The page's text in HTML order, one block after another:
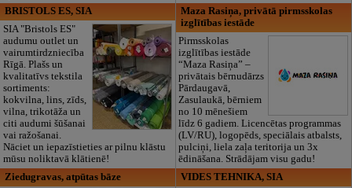
BRISTOLS ES, SIA
SIA "Bristols ES"
audumu outlet un
vairumtirdzniecība
Rīgā. Plašs un
kvalitatīvs tekstila
sortiments:
kokvilna, lins, zīds,
vilna, trikotāža un
citi audumi šūšanai
vai ražošanai.
Nāciet un iepazīstieties ar pilnu klāstu
mūsu noliktavā klātienē!
Maza Rasiņa, privātā pirmsskolas
izglītības iestāde
Pirmsskolas
izglītības iestāde
“Maza Rasiņa” –
privātais bērnudārzs
Pārdaugavā,
Zasulaukā, bērniem
no 10 mēnešiem
līdz 6 gadiem. Licencētas programmas
(LV/RU), logopēds, speciālais atbalsts,
pulciņi, liela zaļa teritorija un 3x
ēdināšana. Strādājam visu gadu!
Ziedugravas, atpūtas bāze
VIDES TEHNIKA, SIA